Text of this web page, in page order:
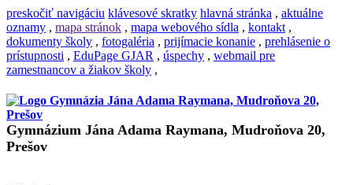
preskočiť navigáciu klávesové skratky hlavná stránka , aktuálne
oznamy , mapa stránok , mapa webového sídla , kontakt ,
dokumenty školy , fotogaléria , prijímacie konanie , prehlásenie o
prístupnosti , EduPage GJAR , úspechy , webmail pre
zamestnancov a žiakov školy ,
Gymnázium Jána Adama Raymana, Mudroňova 20,
Prešov